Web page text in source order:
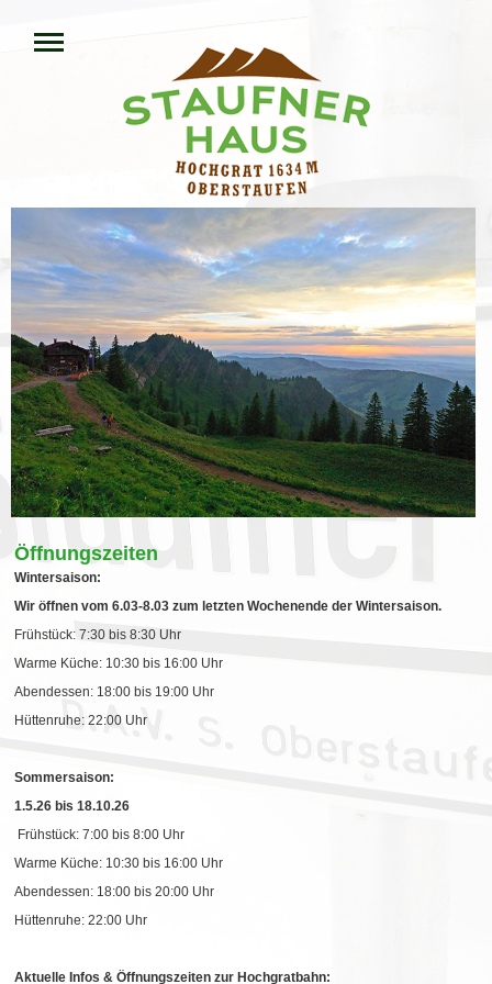
Öffnungszeiten
Wintersaison:
Wir öffnen vom 6.03-8.03 zum letzten Wochenende der Wintersaison.
Frühstück: 7:30 bis 8:30 Uhr
Warme Küche: 10:30 bis 16:00 Uhr
Abendessen: 18:00 bis 19:00 Uhr
Hüttenruhe: 22:00 Uhr
Sommersaison:
1.5.26 bis 18.10.26
Frühstück: 7:00 bis 8:00 Uhr
Warme Küche: 10:30 bis 16:00 Uhr
Abendessen: 18:00 bis 20:00 Uhr
Hüttenruhe: 22:00 Uhr
Aktuelle Infos & Öffnungszeiten zur Hochgratbahn: